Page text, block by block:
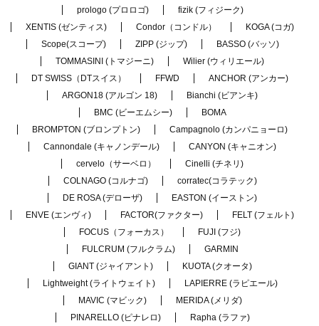
prologo (プロロゴ)
fizik (フィジーク)
XENTIS (ゼンティス)
Condor（コンドル）
KOGA (コガ)
Scope(スコープ)
ZIPP (ジップ)
BASSO (バッソ)
TOMMASINI (トマジーニ)
Wilier (ウィリエール)
DT SWISS（DTスイス）
FFWD
ANCHOR (アンカー)
ARGON18 (アルゴン 18)
Bianchi (ビアンキ)
BMC (ビーエムシー)
BOMA
BROMPTON (ブロンプトン)
Campagnolo (カンパニョーロ)
Cannondale (キャノンデール)
CANYON (キャニオン)
cervelo（サーベロ）
Cinelli (チネリ)
COLNAGO (コルナゴ)
corratec(コラテック)
DE ROSA (デローザ)
EASTON (イーストン)
ENVE (エンヴィ)
FACTOR(ファクター)
FELT (フェルト)
FOCUS（フォーカス）
FUJI (フジ)
FULCRUM (フルクラム)
GARMIN
GIANT (ジャイアント)
KUOTA (クオータ)
Lightweight (ライトウェイト)
LAPIERRE (ラピエール)
MAVIC (マビック)
MERIDA (メリダ)
PINARELLO (ピナレロ)
Rapha (ラファ)